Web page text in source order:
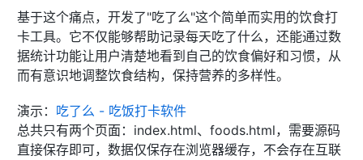
基于这个痛点，开发了"吃了么"这个简单而实用的饮食打
卡工具。它不仅能够帮助记录每天吃了什么，还能通过数
据统计功能让用户清楚地看到自己的饮食偏好和习惯，从
而有意识地调整饮食结构，保持营养的多样性。
演示： 吃了么 - 吃饭打卡软件
总共只有两个页面：index.html、foods.html，需要源码
直接保存即可，数据仅保存在浏览器缓存，不会存在互联